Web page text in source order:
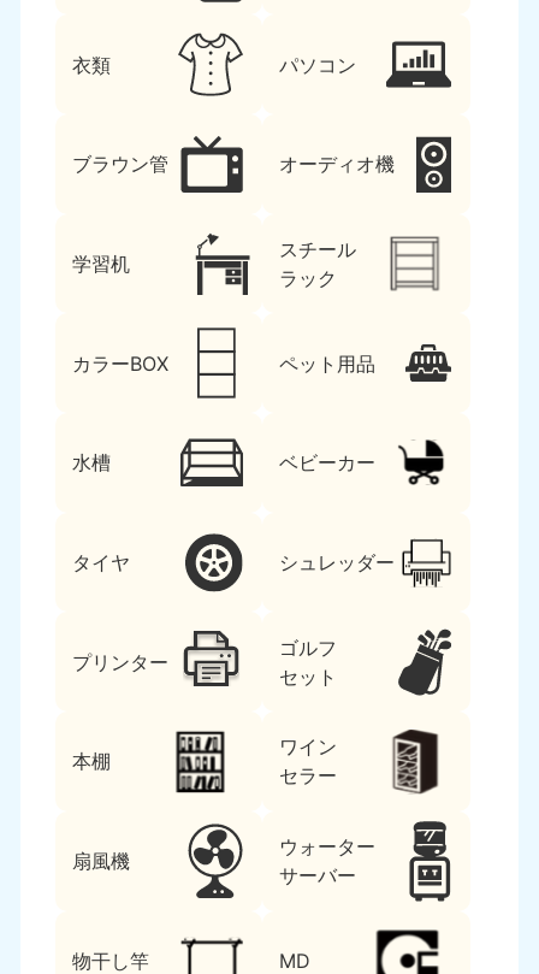
衣類 パソコン
ブラウン管 オーディオ機
学習机
スチール
ラック
カラーBOX ペット用品
水槽 ベビーカー
タイヤ シュレッダー
プリンター
ゴルフ
セット
本棚
ワイン
セラー
扇風機
ウォーター
サーバー
物干し竿 MD